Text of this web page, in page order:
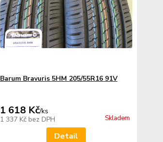
Barum Bravuris 5HM 205/55R16 91V
1 618 Kč/ks
1 337 Kč bez DPH Skladem
Detail